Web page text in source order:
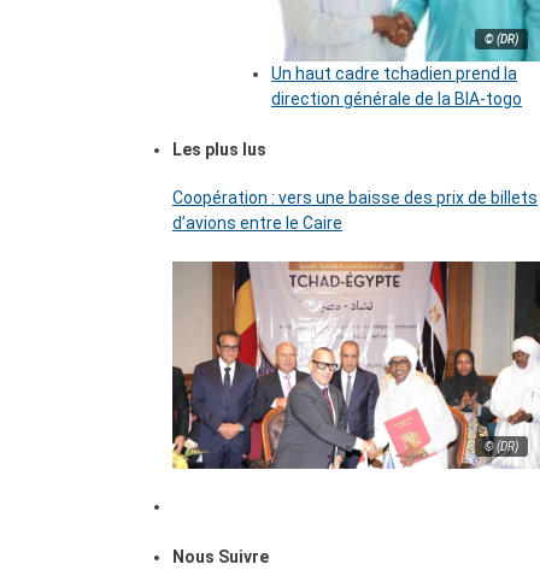
© (DR)
Un haut cadre tchadien prend la
direction générale de la BIA-togo
Les plus lus
Coopération : vers une baisse des prix de billets
d’avions entre le Caire
© (DR)
Nous Suivre